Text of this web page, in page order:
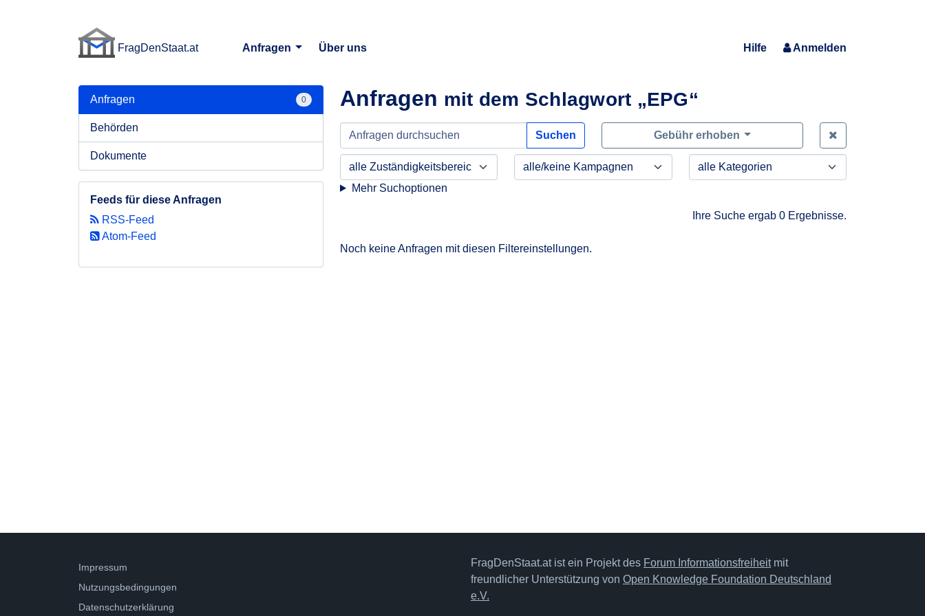
FragDenStaat.at
Anfragen
Über uns Hilfe Anmelden
Anfragen mit dem Schlagwort „EPG“
Suchen Gebühr erhoben
Mehr Suchoptionen
Ihre Suche ergab 0 Ergebnisse.
Noch keine Anfragen mit diesen Filtereinstellungen.
Anfragen 0
Behörden
Dokumente
Feeds für diese Anfragen
RSS-Feed
Atom-Feed
Impressum
Nutzungsbedingungen
Datenschutzerklärung
FragDenStaat.at ist ein Projekt des Forum Informationsfreiheitmit
freundlicher Unterstützung von Open Knowledge Foundation Deutschland
e.V.